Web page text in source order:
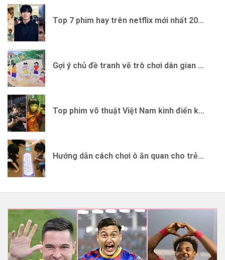
Top 7 phim hay trên netflix mới nhất 2026
Gợi ý chủ đề tranh vẽ trò chơi dân gian Việt Nam ý nghĩa
Top phim võ thuật Việt Nam kinh điển không thể bỏ qua
Hướng dẫn cách chơi ô ăn quan cho trẻ chi tiết nhất